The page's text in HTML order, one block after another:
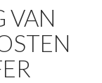
VAN